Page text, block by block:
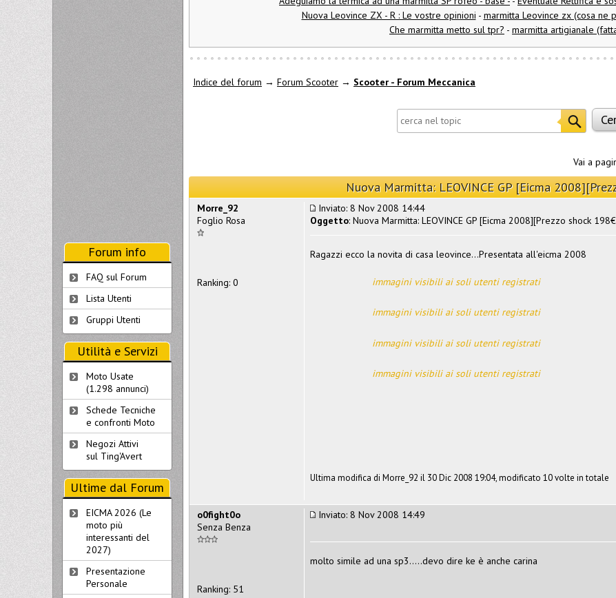
Nuova Leovince ZX - R : Le vostre opinioni - marmitta Leovince zx (cosa ne
Che marmitta metto sul tpr? - marmitta artigianale
Indice del forum → Forum Scooter → Scooter - Forum Meccanica
Vai a
Nuova Marmitta: LEOVINCE GP [Eicma
Inviato: 8 Nov 2008 14:44
Oggetto: Nuova Marmitta: LEOVINCE GP [Eicma 2008][Prezzo shock
Ragazzi ecco la novita di casa leovince...Presentata all'eicma 2008
immagini visibili ai soli utenti registrati
immagini visibili ai soli utenti registrati
immagini visibili ai soli utenti registrati
immagini visibili ai soli utenti registrati
Ultima modifica di Morre_92 il 30 Dic 2008 19:04, modificato 10 volte in totale
Morre_92
Foglio Rosa
Ranking: 0
Inviato: 8 Nov 2008 14:49
molto simile ad una sp3.....devo dire ke è anche carina
o0fight0o
Senza Benza
Ranking: 51
Forum info
FAQ sul Forum
Lista Utenti
Gruppi Utenti
Utilità e Servizi
Moto Usate
(1.298 annunci)
Schede Tecniche
e confronti Moto
Negozi Attivi
sul Ting'Avert
Ultime dal Forum
EICMA 2026 (Le
moto più
interessanti del
2027)
Presentazione
Personale